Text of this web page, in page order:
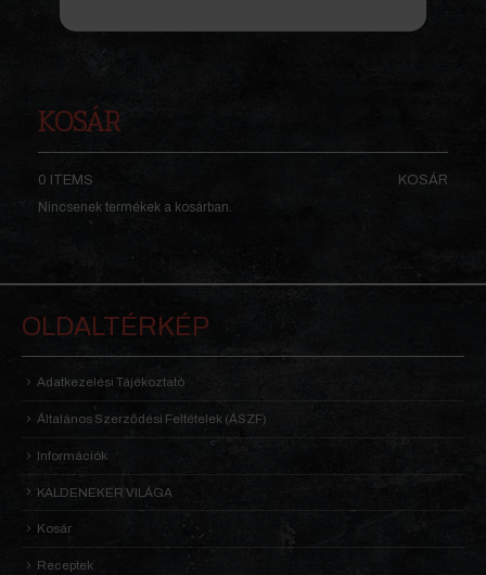
KOSÁR
0 ITEMS
KOSÁR
Nincsenek termékek a kosárban.
OLDALTÉRKÉP
Adatkezelési Tájékoztató
Általános Szerződési Feltételek (ÁSZF)
Információk
KALDENEKER VILÁGA
Kosár
Receptek